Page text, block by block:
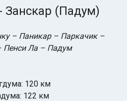
Занскар (Падум)
– Паникар – Паркачик –
Пенси Ла – Падум
120 км
122 км